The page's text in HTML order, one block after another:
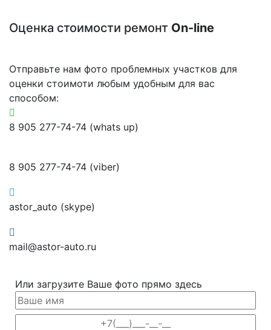
Оценка стоимости ремонт On-line
Отправьте нам фото проблемных участков для
оценки стоимоти любым удобным для вас
способом:
8 905 277-74-74 (whats up)
8 905 277-74-74 (viber)
astor_auto (skype)
mail@astor-auto.ru
Или загрузите Ваше фото прямо здесь